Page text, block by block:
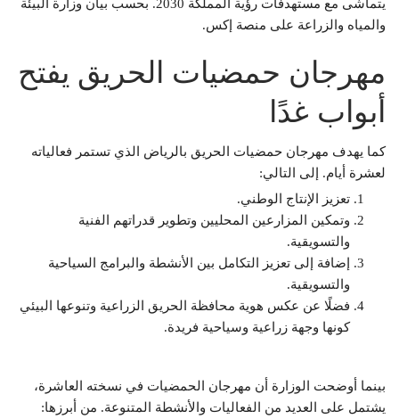
يتماشى مع مستهدفات رؤية المملكة 2030. بحسب بيان وزارة البيئة
والمياه والزراعة على منصة إكس.
مهرجان حمضيات الحريق يفتح
أبواب غدًا
كما يهدف مهرجان حمضيات الحريق بالرياض الذي تستمر فعالياته
لعشرة أيام. إلى التالي:
تعزيز الإنتاج الوطني.
وتمكين المزارعين المحليين وتطوير قدراتهم الفنية
والتسويقية.
إضافة إلى تعزيز التكامل بين الأنشطة والبرامج السياحية
والتسويقية.
فضلًا عن عكس هوية محافظة الحريق الزراعية وتنوعها البيئي
كونها وجهة زراعية وسياحية فريدة.
بينما أوضحت الوزارة أن مهرجان الحمضيات في نسخته العاشرة،
يشتمل على العديد من الفعاليات والأنشطة المتنوعة. من أبرزها: